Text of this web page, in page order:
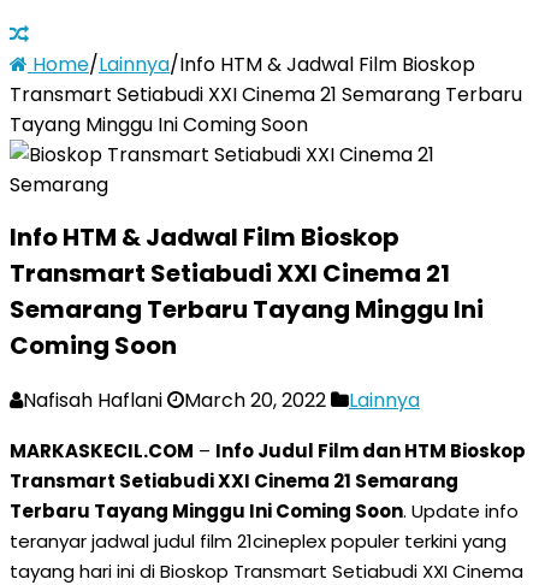
Home/Lainnya/Info HTM & Jadwal Film Bioskop
Transmart Setiabudi XXI Cinema 21 Semarang Terbaru
Tayang Minggu Ini Coming Soon
Info HTM & Jadwal Film Bioskop
Transmart Setiabudi XXI Cinema 21
Semarang Terbaru Tayang Minggu Ini
Coming Soon
Nafisah Haflani March 20, 2022 Lainnya
MARKASKECIL.COM – Info Judul Film dan HTM Bioskop
Transmart Setiabudi XXI Cinema 21 Semarang
Terbaru Tayang Minggu Ini Coming Soon. Update info
teranyar jadwal judul film 21cineplex populer terkini yang
tayang hari ini di Bioskop Transmart Setiabudi XXI Cinema